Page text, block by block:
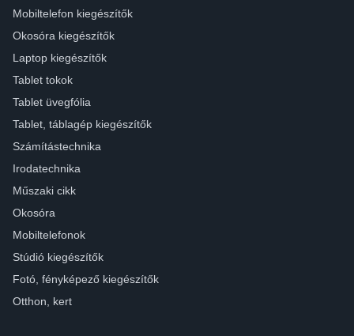
Mobiltelefon kiegészítők
Okosóra kiegészítők
Laptop kiegészítők
Tablet tokok
Tablet üvegfólia
Tablet, táblagép kiegészítők
Számítástechnika
Irodatechnika
Műszaki cikk
Okosóra
Mobiltelefonok
Stúdió kiegészítők
Fotó, fényképező kiegészítők
Otthon, kert